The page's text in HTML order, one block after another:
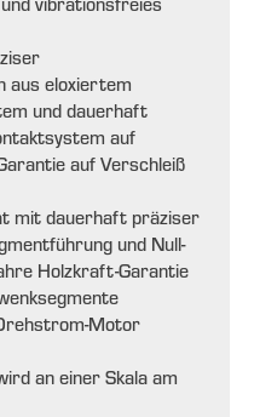
aus eloxiertem
und dauerhaft
auf
auf Verschleiß
mit dauerhaft präziser
und Null-
Holzkraft-Garantie
Motor
an einer Skala am